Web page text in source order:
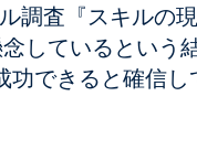
調査『スキルの
しているとい
できると確信